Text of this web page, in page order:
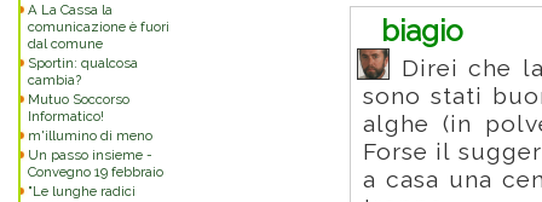
A La Cassa la
comunicazione è fuori
dal comune
Sportin: qualcosa
cambia?
Mutuo Soccorso
Informatico!
m'illumino di meno
Un passo insieme -
Convegno 19 febbraio
"Le lunghe radici
biagio
Direi che
sono stati
alghe (in
Forse il
a casa una